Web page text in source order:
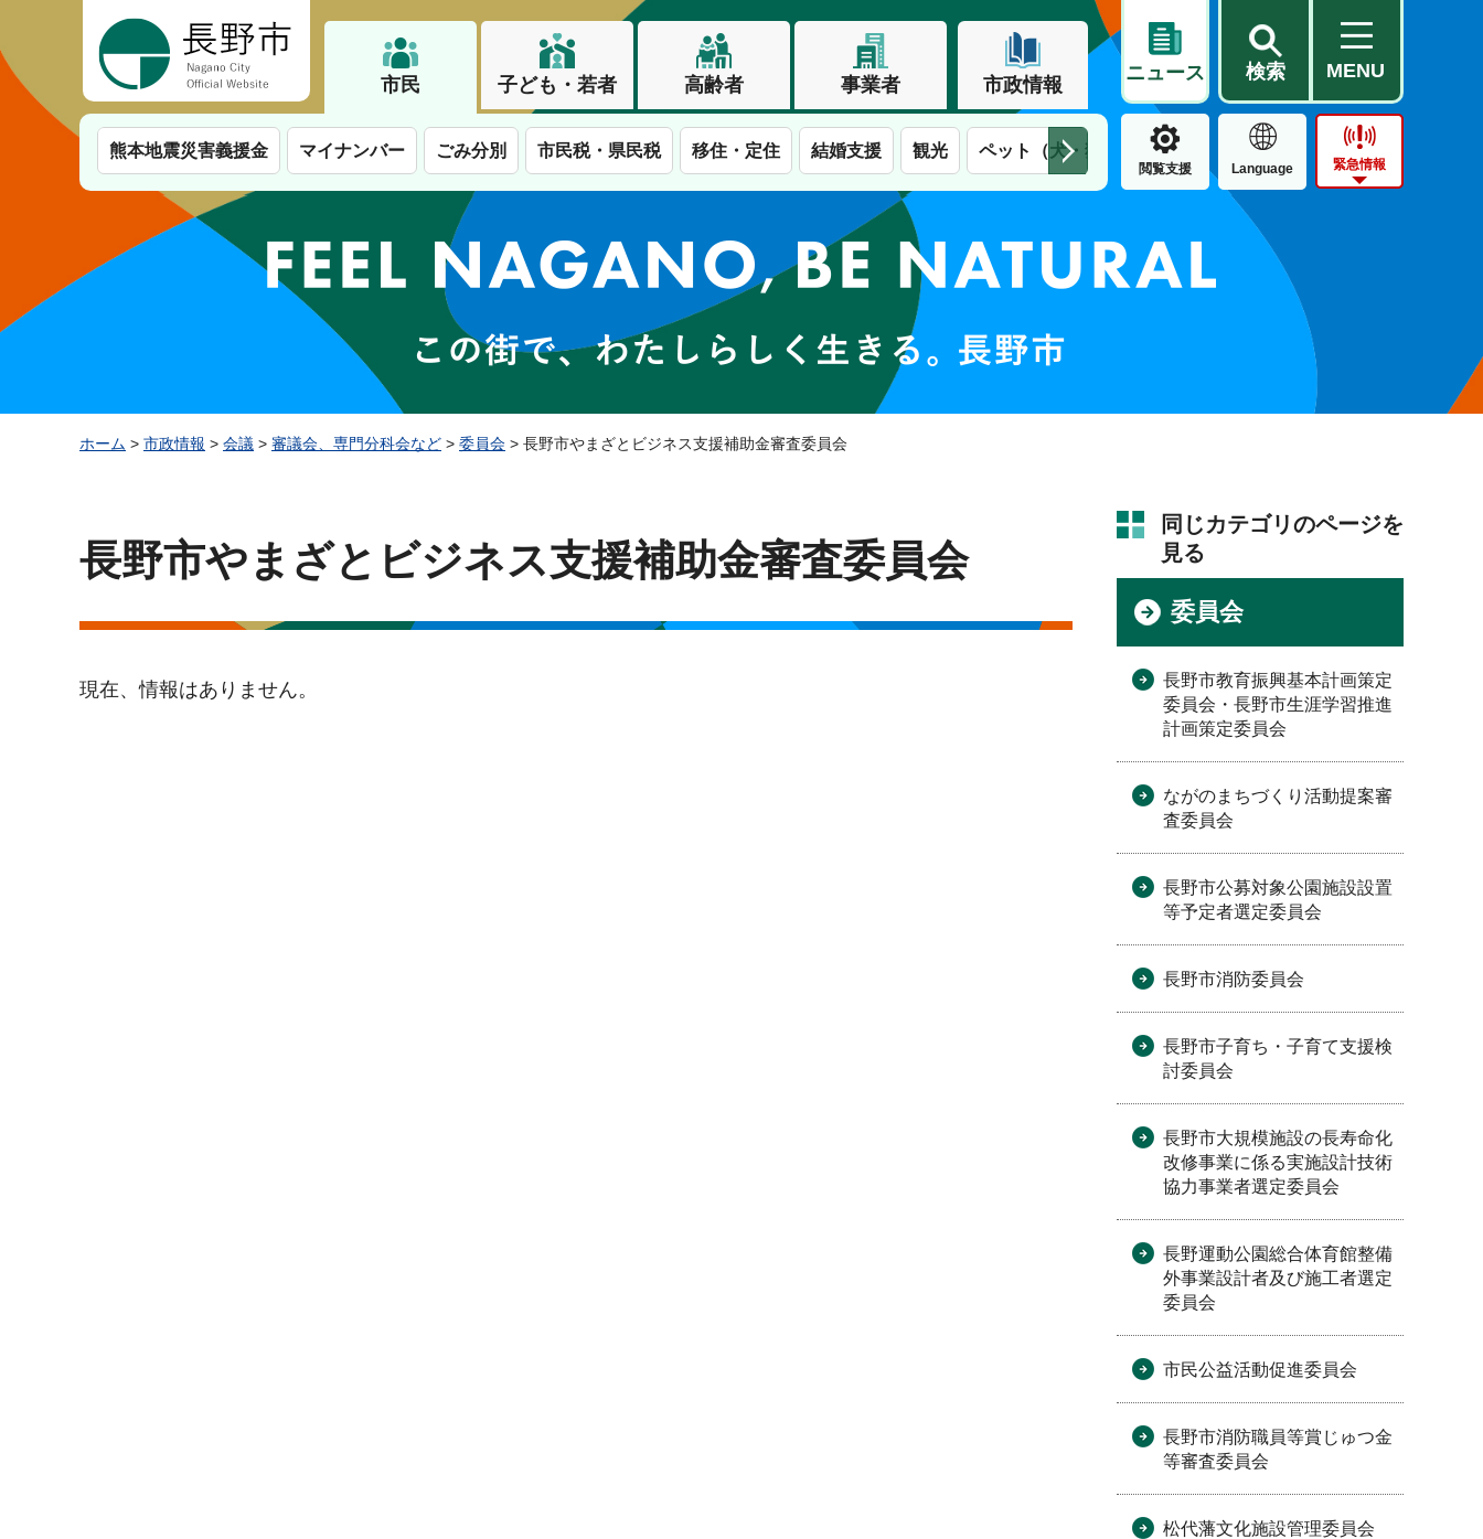
市民 子ども・若者 高齢者 事業者 市政情報
ニュース 検索 MENU
熊本地震災害義援金 マイナンバー ごみ分別 市民税・県民税 移住・定住 結婚支援 観光 ペット（犬・猫） 住民票・戸籍 公営住宅
閲覧支援 Language 緊急情報
この街で、わたしらしく生きる。長野市
ホーム > 市政情報 > 会議 > 審議会、専門分科会など > 委員会 > 長野市やまざとビジネス支援補助金審査委員会
長野市やまざとビジネス支援補助金審査委員会
現在、情報はありません。
同じカテゴリのページを
見る
委員会
長野市教育振興基本計画策定
委員会・長野市生涯学習推進
計画策定委員会
ながのまちづくり活動提案審
査委員会
長野市公募対象公園施設設置
等予定者選定委員会
長野市消防委員会
長野市子育ち・子育て支援検
討委員会
長野市大規模施設の長寿命化
改修事業に係る実施設計技術
協力事業者選定委員会
長野運動公園総合体育館整備
外事業設計者及び施工者選定
委員会
市民公益活動促進委員会
長野市消防職員等賞じゅつ金
等審査委員会
松代藩文化施設管理委員会